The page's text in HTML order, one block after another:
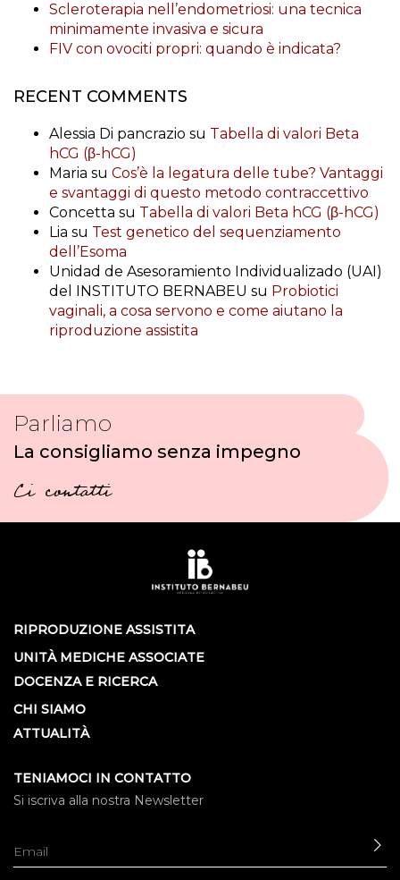
Scleroterapia nell’endometriosi: una tecnica
minimamente invasiva e sicura
FIV con ovociti propri: quando è indicata?
RECENT COMMENTS
Alessia Di pancrazio su Tabella di valori Beta
hCG (β-hCG)
Maria su Cos’è la legatura delle tube? Vantaggi
e svantaggi di questo metodo contraccettivo
Concetta su Tabella di valori Beta hCG (β-hCG)
Lia su Test genetico del sequenziamento
dell’Esoma
Unidad de Asesoramiento Individualizado (UAI)
del INSTITUTO BERNABEU su Probiotici
vaginali, a cosa servono e come aiutano la
riproduzione assistita
Parliamo
La consigliamo senza impegno
Ci contatti
RIPRODUZIONE ASSISTITA
UNITÀ MEDICHE ASSOCIATE
DOCENZA E RICERCA
CHI SIAMO
ATTUALITÀ
TENIAMOCI IN CONTATTO
Si iscriva alla nostra Newsletter